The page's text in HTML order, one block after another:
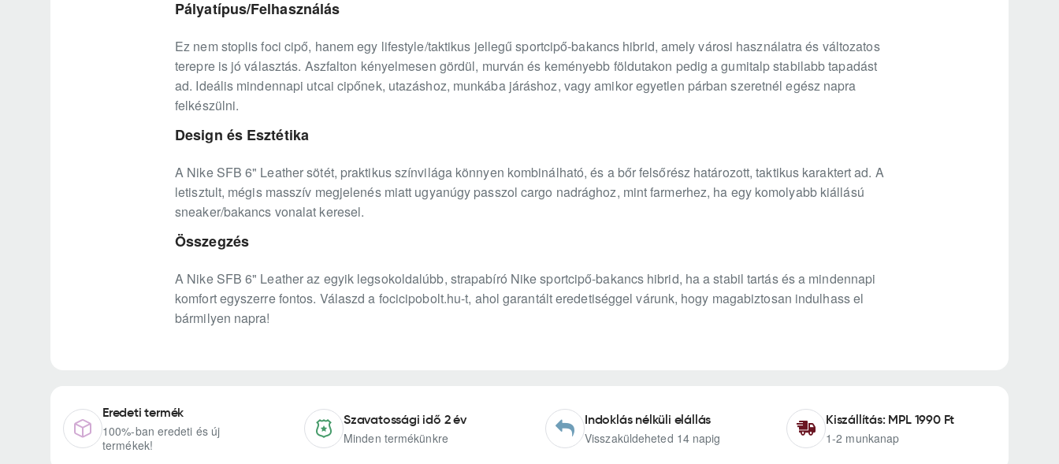
Pályatípus/Felhasználás
Ez nem stoplis foci cipő, hanem egy lifestyle/taktikus jellegű sportcipő-bakancs hibrid, amely városi használatra és változatos
terepre is jó választás. Aszfalton kényelmesen gördül, murván és keményebb földutakon pedig a gumitalp stabilabb tapadást
ad. Ideális mindennapi utcai cipőnek, utazáshoz, munkába járáshoz, vagy amikor egyetlen párban szeretnél egész napra
felkészülni.
Design és Esztétika
A Nike SFB 6" Leather sötét, praktikus színvilága könnyen kombinálható, és a bőr felsőrész határozott, taktikus karaktert ad. A
letisztult, mégis masszív megjelenés miatt ugyanúgy passzol cargo nadrághoz, mint farmerhez, ha egy komolyabb kiállású
sneaker/bakancs vonalat keresel.
Összegzés
A Nike SFB 6" Leather az egyik legsokoldalúbb, strapabíró Nike sportcipő-bakancs hibrid, ha a stabil tartás és a mindennapi
komfort egyszerre fontos. Válaszd a focicipobolt.hu-t, ahol garantált eredetiséggel várunk, hogy magabiztosan indulhass el
bármilyen napra!
Eredeti termék
100%-ban eredeti és új
termékek!
Szavatossági idő 2 év
Minden termékünkre
Indoklás nélküli elállás
Visszaküldeheted 14 napig
Kiszállítás: MPL 1990 Ft
1-2 munkanap